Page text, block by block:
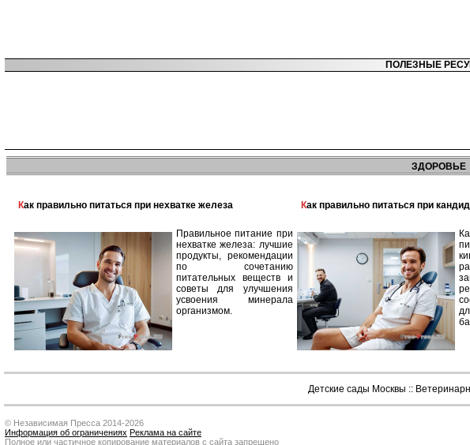
ПОЛЕЗНЫЕ
ЗДОРОВЬЕ
Как правильно питаться при нехватке железа
Правильное питание при
нехватке железа: лучшие
продукты, рекомендации
по сочетанию
питательных веществ и
советы для улучшения
усвоения минерала
организмом.
Как правильно питаться при
Детские сады Москвы ::
© Независимая Пресса 2014-2026
Информация об ограничениях Реклама на сайте
Полное или частичное копирование материалов с сайта запрещено